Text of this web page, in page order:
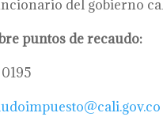
del gobierno
puntos de recaudo: